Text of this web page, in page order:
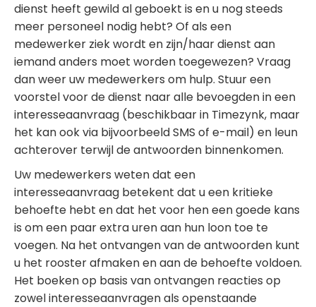
dienst heeft gewild al geboekt is en u nog steeds
meer personeel nodig hebt? Of als een
medewerker ziek wordt en zijn/haar dienst aan
iemand anders moet worden toegewezen? Vraag
dan weer uw medewerkers om hulp. Stuur een
voorstel voor de dienst naar alle bevoegden in een
interesseaanvraag (beschikbaar in Timezynk, maar
het kan ook via bijvoorbeeld SMS of e-mail) en leun
achterover terwijl de antwoorden binnenkomen.
Uw medewerkers weten dat een
interesseaanvraag betekent dat u een kritieke
behoefte hebt en dat het voor hen een goede kans
is om een paar extra uren aan hun loon toe te
voegen. Na het ontvangen van de antwoorden kunt
u het rooster afmaken en aan de behoefte voldoen.
Het boeken op basis van ontvangen reacties op
zowel interesseaanvragen als openstaande